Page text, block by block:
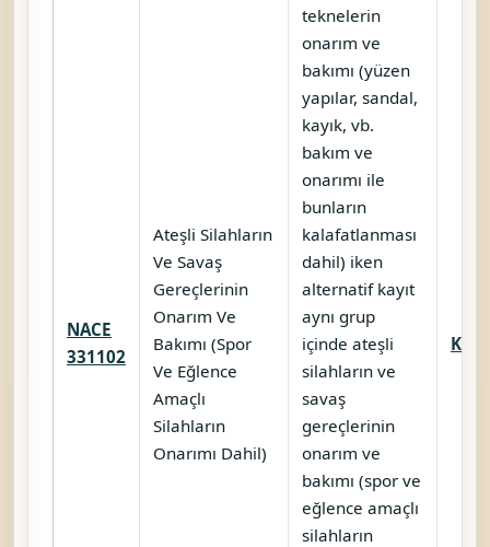
NACE
331102
Ateşli Silahların
Ve Savaş
Gereçlerinin
Onarım Ve
Bakımı (Spor
Ve Eğlence
Amaçlı
Silahların
Onarımı Dahil)
teknelerin
onarım ve
bakımı (yüzen
yapılar, sandal,
kayık, vb.
bakım ve
onarımı ile
bunların
kalafatlanması
dahil) iken
alternatif kayıt
aynı grup
içinde ateşli
silahların ve
savaş
gereçlerinin
onarım ve
bakımı (spor ve
eğlence amaçlı
silahların